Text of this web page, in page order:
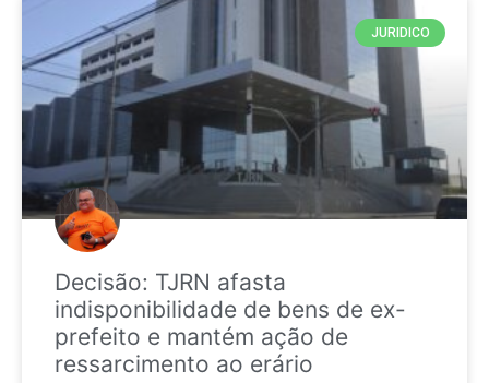
JURIDICO
Decisão: TJRN afasta
indisponibilidade de bens de ex-
prefeito e mantém ação de
ressarcimento ao erário